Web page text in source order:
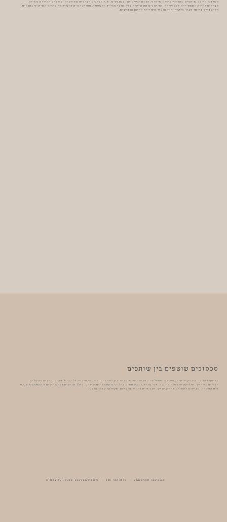
משרדנו מייצג שותפים בהליכי פירוק שיתוף, הן כתובעים והן כנתבעים. אנו מכינים תביעות מפורטות, עורכים חקירות נגדיות,
מביאים ראיות ושמאויות מקצועיות, ומייצגים את הלקוח בכל שלבי ההליך המשפטי. מטרתנו היא להשיג את פירוק השיתוף בתנאים
המיטביים ביותר עבור הלקוח, תוך מזעור העלויות והזמן הנדרשים.
סכסוכים שוטפים בין שותפים
בנוסף להליכי פירוק שיתוף, משרדנו מטפל גם בסכסוכים שוטפים בין שותפים, כגון סכסוכים על ניהול הנכס, חובות התשלום,
זכויות שימוש, וחלוקת הכנסות מהנכס. אנו מייצגים שותפים בהליכים משפטיים שונים, כולל תביעות לפינוי שותף המשתמש בנכס
ללא הסכמה, תביעות לתשלום דמי שימוש, ותביעות להחזר הוצאות ששולמו עבור הנכס.
© 2024 by Fouks-Levi Law Firm | 050-552-2303 |Shiran@fl-law.co.il